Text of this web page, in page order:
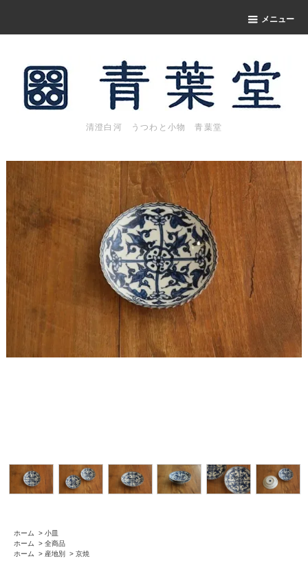
メニュー
清澄白河 うつわと小物 青葉堂
ホーム > 小皿
ホーム
> 全商品
ホーム
> 産地別 > 京焼